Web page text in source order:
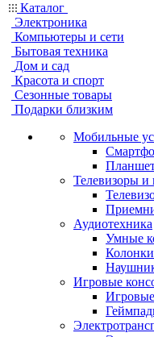
Каталог
Электроника
Компьютеры и сети
Бытовая техника
Дом и сад
Красота и спорт
Сезонные товары
Подарки близким
Мобильные
Телевизоры и
Аудиотехника
Умные
Игровые